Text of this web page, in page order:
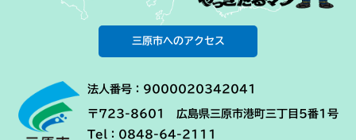
三原市へのアクセス
法人番号：9000020342041
〒723-8601 広島県三原市港町三丁目5番1号
Tel：0848-64-2111